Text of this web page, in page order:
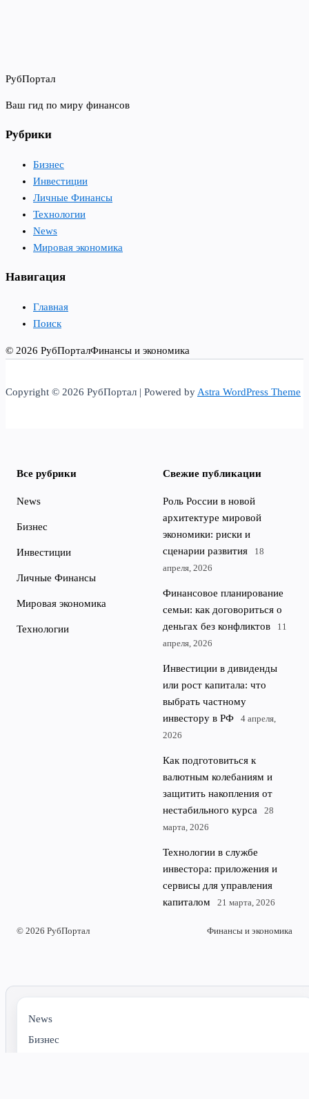
РубПортал
Ваш гид по миру финансов
Рубрики
Бизнес
Инвестиции
Личные Финансы
Технологии
News
Мировая экономика
Навигация
Главная
Поиск
© 2026 РубПорталФинансы и экономика
Copyright © 2026 РубПортал | Powered by Astra WordPress Theme
Все рубрики
News
Бизнес
Инвестиции
Личные Финансы
Мировая экономика
Технологии
Свежие публикации
Роль России в новой
архитектуре мировой
экономики: риски и
сценарии развития
18
апреля, 2026
Финансовое планирование
семьи: как договориться о
деньгах без конфликтов
11
апреля, 2026
Инвестиции в дивиденды
или рост капитала: что
выбрать частному
инвестору в РФ
4 апреля,
2026
Как подготовиться к
валютным колебаниям и
защитить накопления от
нестабильного курса
28
марта, 2026
Технологии в службе
инвестора: приложения и
сервисы для управления
капиталом
21 марта, 2026
© 2026 РубПортал Финансы и экономика
News
Бизнес